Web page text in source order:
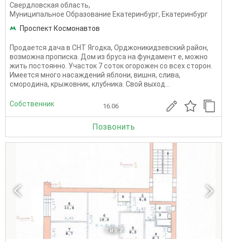
Свердловская область,
Муниципальное Образование Екатеринбург, Екатеринбург
Проспект Космонавтов
Продается дача в СНТ Ягодка, Орджоникидзевский район,
возможна прописка. Дом из бруса на фундамент е, можно
жить постоянно. Участок 7 соток огорожен со всех сторон.
Имеется много насаждений яблони, вишня, слива,
смородина, крыжовник, клубника. Свой выход...
Собственник 16.06
Позвонить
1 из 7